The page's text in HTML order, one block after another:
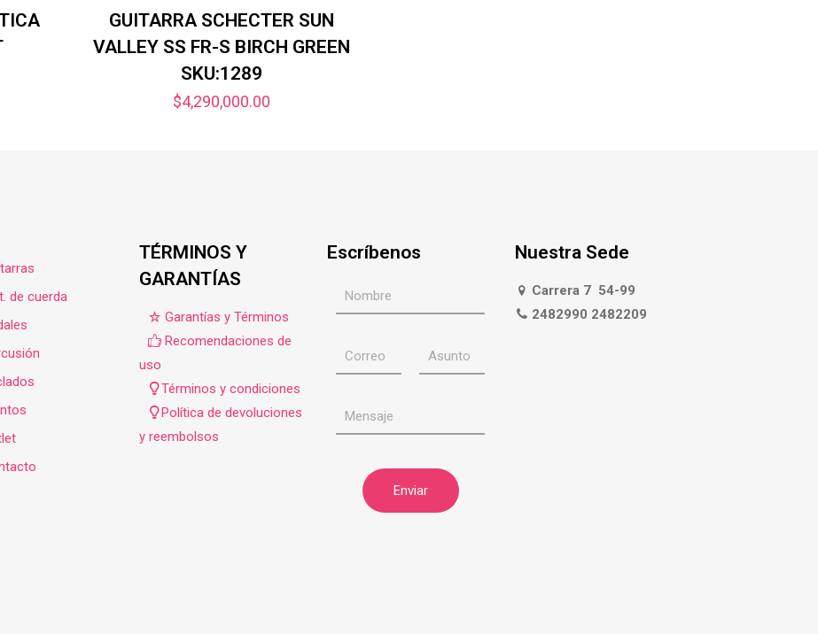
GUITARRA SCHECTER SUN
VALLEY SS FR-S BIRCH GREEN
SKU:1289
$4,290,000.00
de cuerda
TÉRMINOS Y
GARANTÍAS
Garantías y Términos
Recomendaciones de
uso
Términos y condiciones
Política de devoluciones
y reembolsos
Escríbenos Nuestra Sede
Carrera 7 54-99
2482990 2482209